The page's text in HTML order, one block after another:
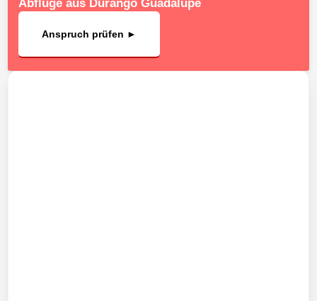
Abflüge aus Durango Guadalupe
Anspruch prüfen ►